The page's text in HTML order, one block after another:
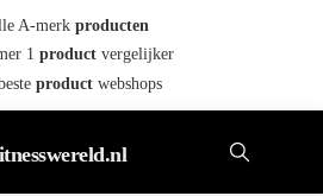
A-merk producten
1 productvergelijker
productwebshops